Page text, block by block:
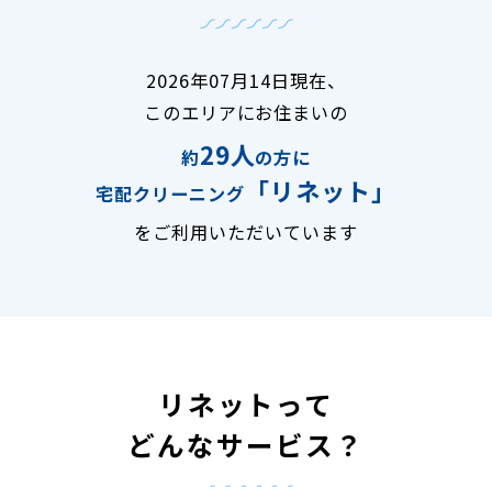
2026年07月14日現在、
このエリアにお住まいの
約29人の方に
宅配クリーニング
「リネット」
をご利用いただいています
リネットって
どんなサービス？